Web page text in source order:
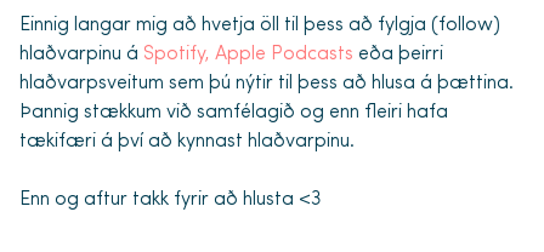
Einnig langar mig að hvetja öll til þess að fylgja (follow)
hlaðvarpinu á Spotify, Apple Podcasts eða þeirri
hlaðvarpsveitum sem þú nýtir til þess að hlusa á þættina.
Þannig stækkum við samfélagið og enn fleiri hafa
tækifæri á því að kynnast hlaðvarpinu.
Enn og aftur takk fyrir að hlusta <3